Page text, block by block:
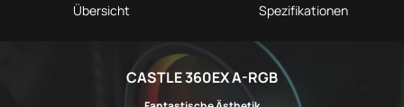
Übersicht Spezifikationen
CASTLE 360EX A-RGB